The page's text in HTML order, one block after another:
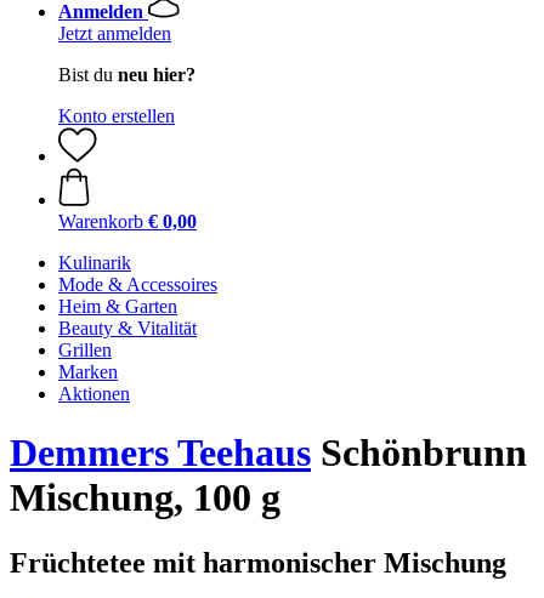
Anmelden
Jetzt anmelden
Bist du neu hier?
Konto erstellen
Warenkorb € 0,00
Kulinarik
Mode & Accessoires
Heim & Garten
Beauty & Vitalität
Grillen
Marken
Aktionen
Demmers Teehaus Schönbrunn
Mischung, 100 g
Früchtetee mit harmonischer Mischung